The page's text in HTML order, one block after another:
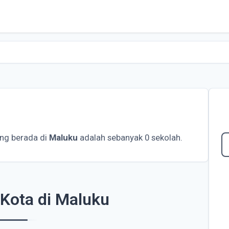
berada di Maluku adalah sebanyak 0 sekolah.
di Maluku